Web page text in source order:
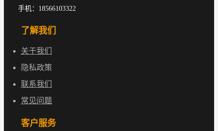
手机：18566103322
了解我们
关于我们
隐私政策
联系我们
常见问题
客户服务